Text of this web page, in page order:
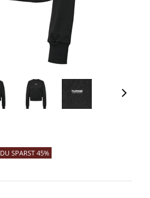
DU SPARST 45%